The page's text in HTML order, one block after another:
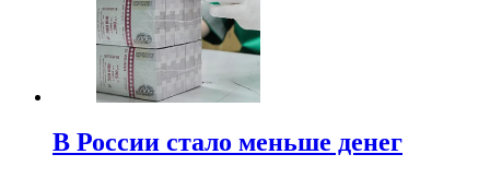
В России стало меньше денег